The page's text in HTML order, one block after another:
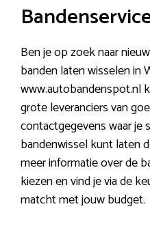
Ben je op zoek naar
banden laten wisselen in
www.autobandenspot.nl
grote leveranciers van
contactgegevens waar je
bandenwissel kunt laten
meer informatie over de
kiezen en vind je via de
matcht met jouw budget.